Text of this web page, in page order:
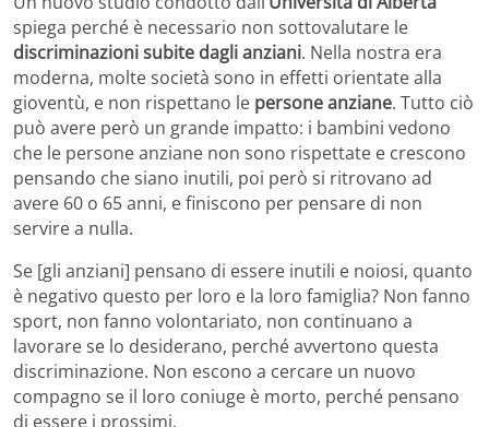
spiega perché è necessario non sottovalutare le
discriminazioni subite dagli anziani. Nella nostra era
moderna, molte società sono in effetti orientate alla
gioventù, e non rispettano le persone anziane. Tutto ciò
può avere però un grande impatto: i bambini vedono
che le persone anziane non sono rispettate e crescono
pensando che siano inutili, poi però si ritrovano ad
avere 60 o 65 anni, e finiscono per pensare di non
servire a nulla.
Se [gli anziani] pensano di essere inutili e noiosi, quanto
è negativo questo per loro e la loro famiglia? Non fanno
sport, non fanno volontariato, non continuano a
lavorare se lo desiderano, perché avvertono questa
discriminazione. Non escono a cercare un nuovo
compagno se il loro coniuge è morto, perché pensano
di essere i prossimi.